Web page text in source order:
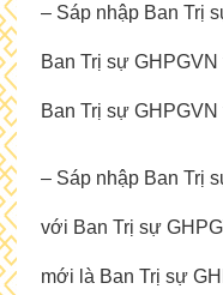
– Sáp nhập Ban Trị
Ban Trị sự
Ban Trị sự GHPGVN
– Sáp nhập Ban Trị
với Ban Trị sự
mới là Ban Trị sự